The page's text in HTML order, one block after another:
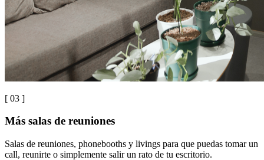
[ 03 ]
Más salas de reuniones
Salas de reuniones, phonebooths y livings para que puedas tomar un
call, reunirte o simplemente salir un rato de tu escritorio.